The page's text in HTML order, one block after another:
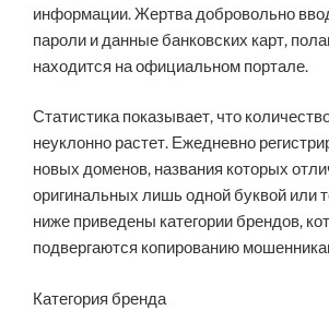
информации. Жертва добровольно
пароли и данные банковских карт,
находится на официальном портале.
Статистика показывает, что
неуклонно растет. Ежедневно
новых доменов, названия которых
оригинальных лишь одной буквой или
ниже приведены категории брендов,
подвергаются копированию
Категория бренда